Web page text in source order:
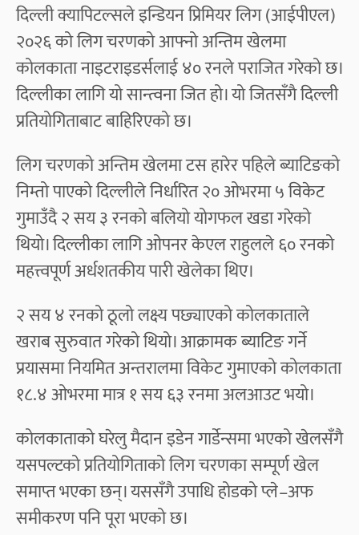
दिल्ली क्यापिटल्सले इन्डियन प्रिमियर लिग (आईपीएल)
२०२६ को लिग चरणको आफ्नो अन्तिम खेलमा
कोलकाता नाइटराइडर्सलाई ४० रनले पराजित गरेको छ।
दिल्लीका लागि यो सान्त्वना जित हो। यो जितसँगै दिल्ली
प्रतियोगिताबाट बाहिरिएको छ।
लिग चरणको अन्तिम खेलमा टस हारेर पहिले ब्याटिङको
निम्तो पाएको दिल्लीले निर्धारित २० ओभरमा ५ विकेट
गुमाउँदै २ सय ३ रनको बलियो योगफल खडा गरेको
थियो। दिल्लीका लागि ओपनर केएल राहुलले ६० रनको
महत्त्वपूर्ण अर्धशतकीय पारी खेलेका थिए।
२ सय ४ रनको ठूलो लक्ष्य पछ्याएको कोलकाताले
खराब सुरुवात गरेको थियो। आक्रामक ब्याटिङ गर्ने
प्रयासमा नियमित अन्तरालमा विकेट गुमाएको कोलकाता
१८.४ ओभरमा मात्र १ सय ६३ रनमा अलआउट भयो।
कोलकाताको घरेलु मैदान इडेन गार्डेन्समा भएको खेलसँगै
यसपल्टको प्रतियोगिताको लिग चरणका सम्पूर्ण खेल
समाप्त भएका छन्। यससँगै उपाधि होडको प्ले–अफ
समीकरण पनि पूरा भएको छ।